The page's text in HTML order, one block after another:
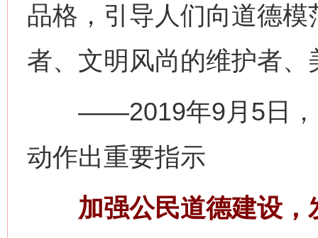
品格，引导人们向道德
者、文明风尚的维护者
——2019年9月5日，
动作出重要指示
加强公民道德建设，